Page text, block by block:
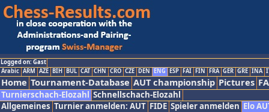
Logged on: Gast
Arabic ARM AZE BIH BUL CAT CHN CRO CZE DEN ENG ESP FAI FIN FRA GER GRE INA
Home Tournament-Database AUT championship Pictures
Turnierschach-Elozahl Schnellschach-Elozahl
Allgemeines Turnier anmelden: AUT FIDE Spieler anmelden Elo